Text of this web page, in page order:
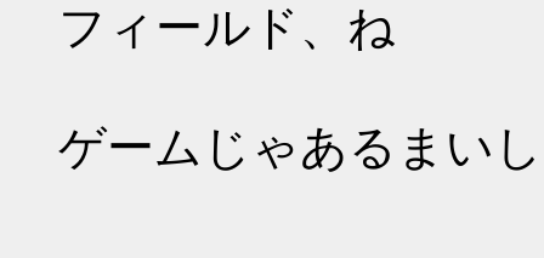
フィールド、ね
ゲームじゃあるまいし